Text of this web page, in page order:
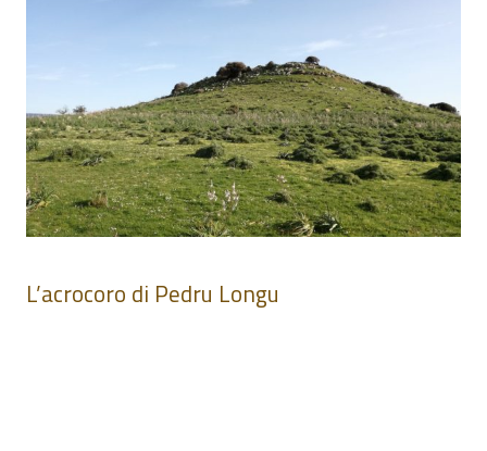
L’acrocoro di Pedru Longu